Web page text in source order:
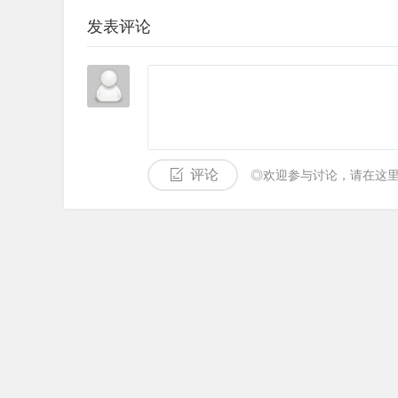
发表评论
评论 ◎欢迎参与讨论，请在这